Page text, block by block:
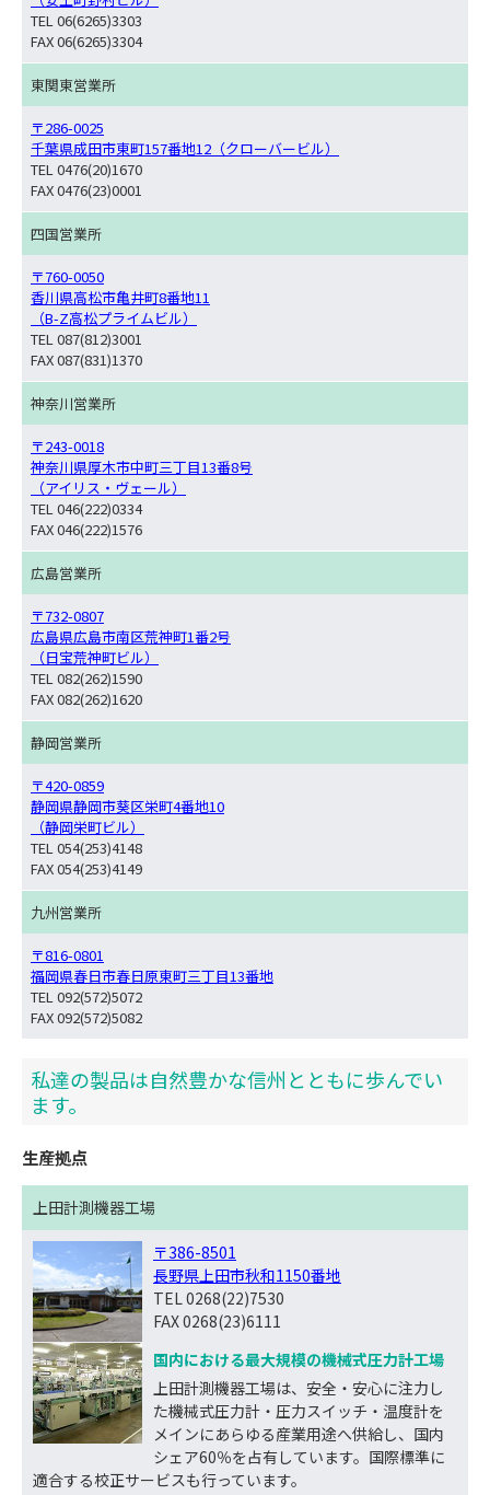
TEL 06(6265)3303
FAX 06(6265)3304
東関東営業所
〒286-0025
千葉県成田市東町157番地12（クローバービル）
TEL 0476(20)1670
FAX 0476(23)0001
四国営業所
〒760-0050
香川県高松市亀井町8番地11
（B-Z高松プライムビル）
TEL 087(812)3001
FAX 087(831)1370
神奈川営業所
〒243-0018
神奈川県厚木市中町三丁目13番8号
（アイリス・ヴェール）
TEL 046(222)0334
FAX 046(222)1576
広島営業所
〒732-0807
広島県広島市南区荒神町1番2号
（日宝荒神町ビル）
TEL 082(262)1590
FAX 082(262)1620
静岡営業所
〒420-0859
静岡県静岡市葵区栄町4番地10
（静岡栄町ビル）
TEL 054(253)4148
FAX 054(253)4149
九州営業所
〒816-0801
福岡県春日市春日原東町三丁目13番地
TEL 092(572)5072
FAX 092(572)5082
私達の製品は自然豊かな信州とともに歩んでい
ます。
生産拠点
上田計測機器工場
〒386-8501
長野県上田市秋和1150番地
TEL 0268(22)7530
FAX 0268(23)6111
国内における最大規模の機械式圧力計工場
上田計測機器工場は、安全・安心に注力し
た機械式圧力計・圧力スイッチ・温度計を
メインにあらゆる産業用途へ供給し、国内
シェア60％を占有しています。国際標準に
適合する校正サービスも行っています。